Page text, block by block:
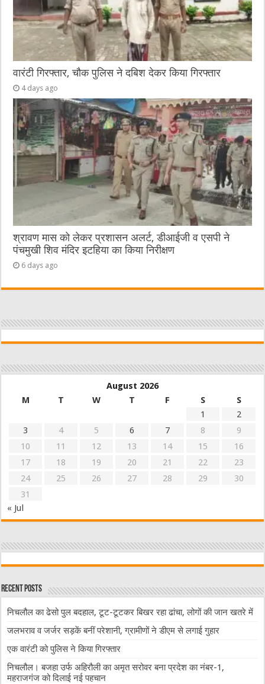
वारंटी गिरफ्तार, चौक पुलिस ने दबिश देकर किया गिरफ्तार
4 days ago
श्रावण मास को लेकर प्रशासन अलर्ट, डीआईजी व एसपी ने
पंचमुखी शिव मंदिर इटहिया का किया निरीक्षण
6 days ago
August 2026
M
T W T F S
S
1
2
3
4 5 6 7 8
9
10
11 12 13 14 15
16
17
18 19 20 21 22
23
24
25 26 27 28 29
30
31
« Jul
Recent Posts
निचलौल का ढेसो पुल बदहाल, टूट-टूटकर बिखर रहा ढांचा, लोगों की जान खतरे में
जलभराव व जर्जर सड़कें बनीं परेशानी, ग्रामीणों ने डीएम से लगाई गुहार
एक वारंटी को पुलिस ने किया गिरफ्तार
निचलौल। बजहा उर्फ अहिरौली का अमृत सरोवर बना प्रदेश का नंबर-1,
महराजगंज को दिलाई नई पहचान